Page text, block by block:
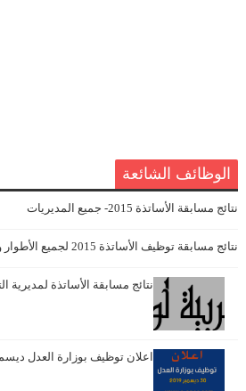
الوظائف الشائعة
نتائج مسابقة الأساتذة 2015- جميع المديريات
نتائج مسابقة توظيف الأساتذة 2015 لجميع الأطوار و المديريات
نتائج مسابقة الأساتذة لمديرية
اعلان توظيف بوزارة العدل ديسمبر